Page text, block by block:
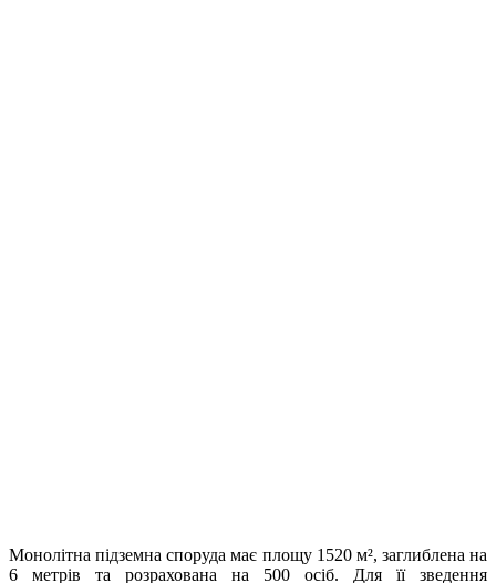
Монолітна підземна споруда має площу 1520 м², заглиблена на
6 метрів та розрахована на 500 осіб. Для її зведення